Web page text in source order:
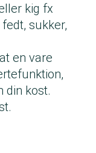
kig fx
sukker,
en vare
din kost.